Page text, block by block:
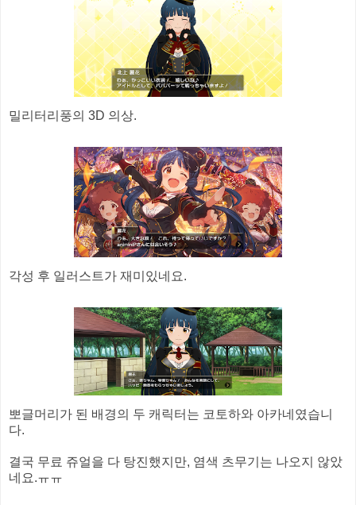
밀리터리풍의 3D 의상.
각성 후 일러스트가 재미있네요.
뽀글머리가 된 배경의 두 캐릭터는 코토하와 아카네였습니
다.
결국 무료 쥬얼을 다 탕진했지만, 염색 츠무기는 나오지 않았
네요.ㅠㅠ